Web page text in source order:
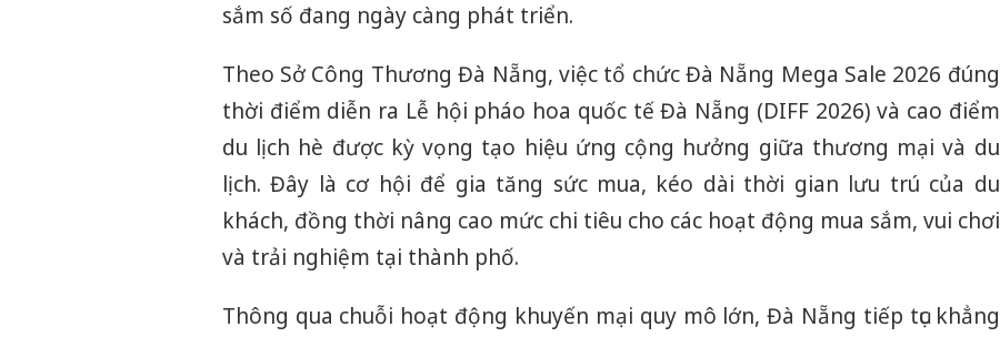
sắm số đang ngày càng phát triển.
Theo Sở Công Thương Đà Nẵng, việc tổ chức Đà Nẵng Mega Sale 2026 đúng
thời điểm diễn ra Lễ hội pháo hoa quốc tế Đà Nẵng (DIFF 2026) và cao điểm
du lịch hè được kỳ vọng tạo hiệu ứng cộng hưởng giữa thương mại và du
lịch. Đây là cơ hội để gia tăng sức mua, kéo dài thời gian lưu trú của du
khách, đồng thời nâng cao mức chi tiêu cho các hoạt động mua sắm, vui chơi
và trải nghiệm tại thành phố.
Thông qua chuỗi hoạt động khuyến mại quy mô lớn, Đà Nẵng tiếp tục khẳng